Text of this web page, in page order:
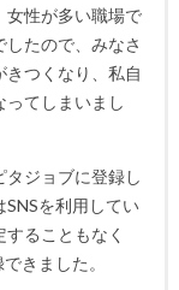
女性が多い職場で
たので、みなさ
きつくなり、私自
てしまいまし
ジョブに登録し
を利用してい
ることもなく
きました。